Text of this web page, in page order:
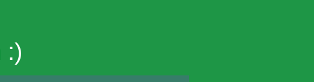
:)